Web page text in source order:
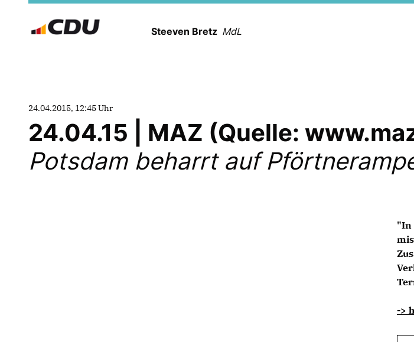
Steeven Bretz MdL
24.04.2015, 12:45 Uhr
24.04.15 | MAZ (Quelle:
Potsdam beharrt auf
"In
->